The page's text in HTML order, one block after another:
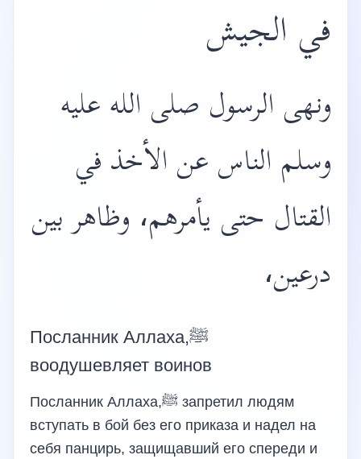
في الجيش
ونهى الرسول صلى الله عليه
وسلم الناس عن الأخذ في
القتال حتى يأمرهم، وظاهر بين
درعين،
Посланник Аллаха,ﷺ
воодушевляет воинов
Посланник Аллаха,ﷺ запретил людям
вступать в бой без его приказа и надел на
себя панцирь, защищавший его спереди и